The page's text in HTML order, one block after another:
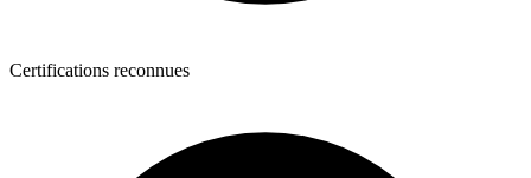
Certifications reconnues